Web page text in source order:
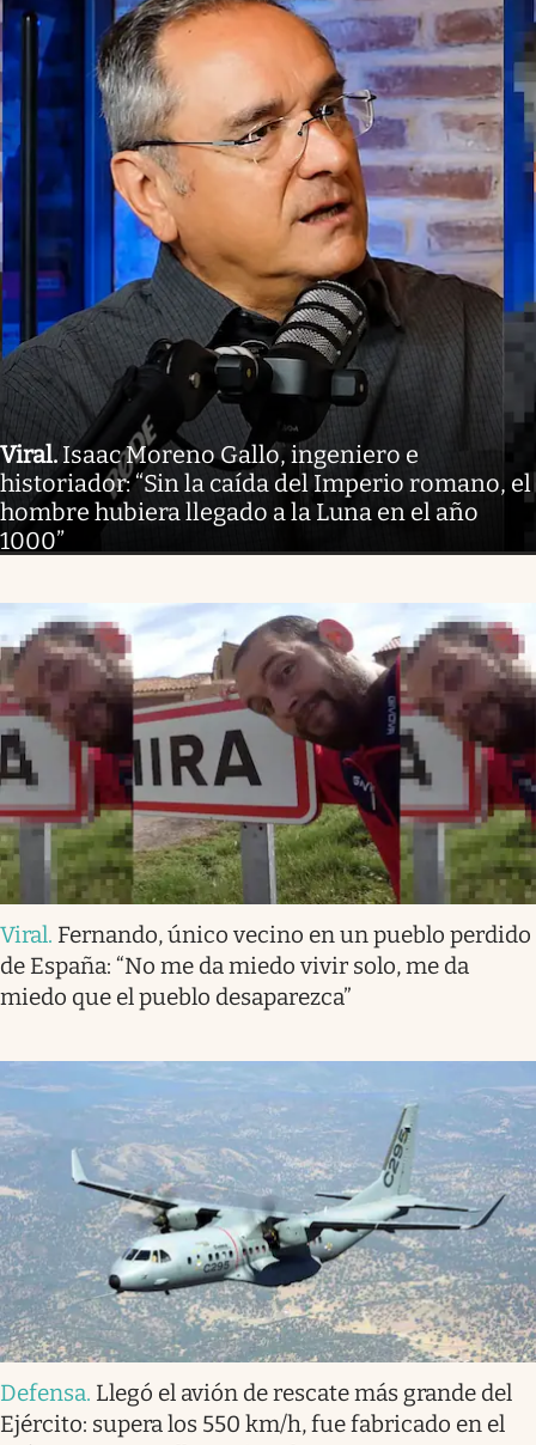
Viral. Isaac Moreno Gallo, ingeniero e
historiador: “Sin la caída del Imperio romano, el
hombre hubiera llegado a la Luna en el año
1000”
Viral. Fernando, único vecino en un pueblo perdido
de España: “No me da miedo vivir solo, me da
miedo que el pueblo desaparezca”
Defensa. Llegó el avión de rescate más grande del
Ejército: supera los 550 km/h, fue fabricado en el